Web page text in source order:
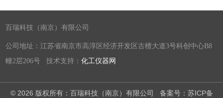
百瑞科技（南京）有限公司
公司地址：江苏省南京市高淳区经济开发区古檀大道3号科创中心B8
幢2层206号 技术支持：化工仪器网
© 2026 版权所有：百瑞科技（南京）有限公司 备案号：苏ICP备